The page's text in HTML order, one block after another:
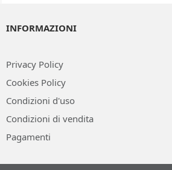
INFORMAZIONI
Privacy Policy
Cookies Policy
Condizioni d'uso
Condizioni di vendita
Pagamenti